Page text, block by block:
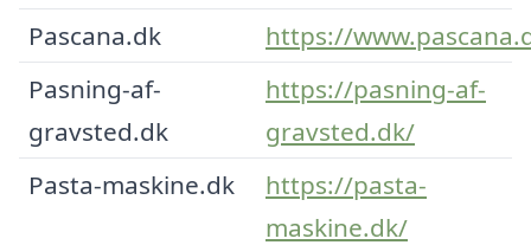
Pascana.dk
https://
Pasning-af-
gravsted.dk
https://pasning-af-
gravsted.dk/
Pasta-maskine.dk
https://pasta-
maskine.dk/